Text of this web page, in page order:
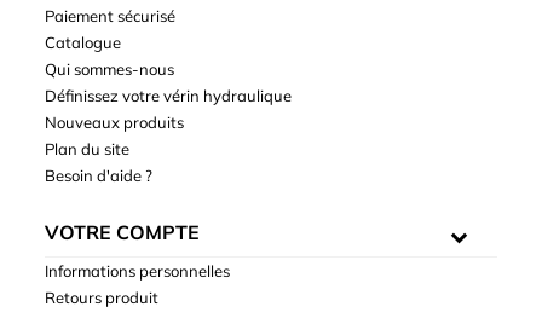
Paiement sécurisé
Catalogue
Qui sommes-nous
Définissez votre vérin hydraulique
Nouveaux produits
Plan du site
Besoin d'aide ?
VOTRE COMPTE
Informations personnelles
Retours produit